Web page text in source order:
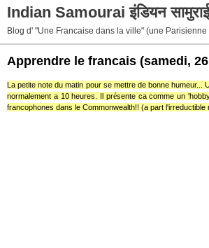
Indian Samourai इंडियन सामुराई
Blog d' "Une Francaise dans la ville" (une
Apprendre le francais (samedi,
La petite note du matin pour se mettre de bonne humeur...
normalement a 10 heures. Il présente ca comme un
francophones dans le Commonwealth!! (a part